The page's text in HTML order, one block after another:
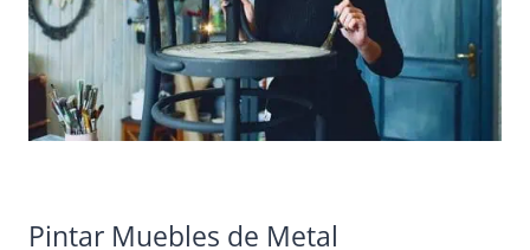
Pintar Muebles de Metal